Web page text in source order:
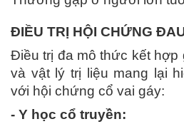
ĐIỀU TRỊ HỘI CHỨNG
Điều trị đa mô thức kết hợp
và vật lý trị liệu mang lại
với hội chứng cổ vai gáy:
- Y học cổ truyền: